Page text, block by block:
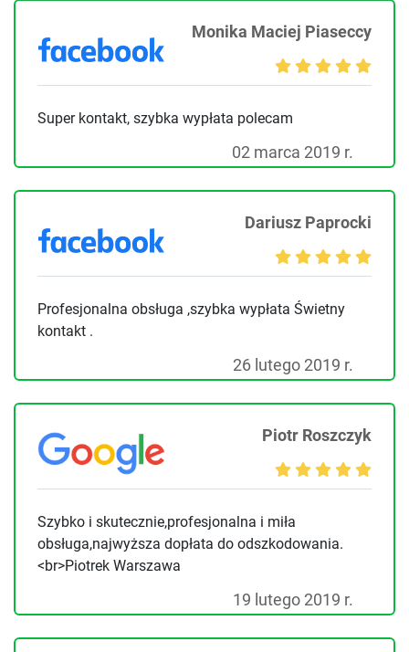
Monika Maciej Piaseccy
Super kontakt, szybka wypłata polecam
02 marca 2019 r.
Dariusz Paprocki
Profesjonalna obsługa ,szybka wypłata Świetny
kontakt .
26 lutego 2019 r.
Piotr Roszczyk
Szybko i skutecznie,profesjonalna i miła
obsługa,najwyższa dopłata do odszkodowania.
<br>Piotrek Warszawa
19 lutego 2019 r.